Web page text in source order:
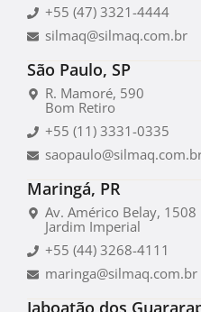
+55 (47) 3321-4444
silmaq@silmaq.com.br
São Paulo, SP
R. Mamoré, 590
Bom Retiro
+55 (11) 3331-0335
Maringá, PR
Av. Américo Belay, 1508
Jardim Imperial
+55 (44) 3268-4111
maringa@silmaq.com.br